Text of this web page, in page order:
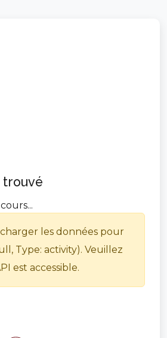
trouvé
les données pour
Type: activity). Veuillez
est accessible.